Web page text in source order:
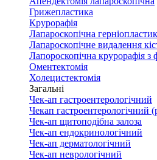
Грижепластика
Крурорафія
Лапароскопічна
Лапароскопічне видалення
Лапороскопічна крурорафія з
Оментектомія
Холецистектомія
Загальні
Чек-ап гастроентерологічний
Чекап гастроентерологічний
Чек-ап щитоподібна залоза
Чек-ап ендокринологічний
Чек-ап дерматологічний
Чек-ап неврологічний